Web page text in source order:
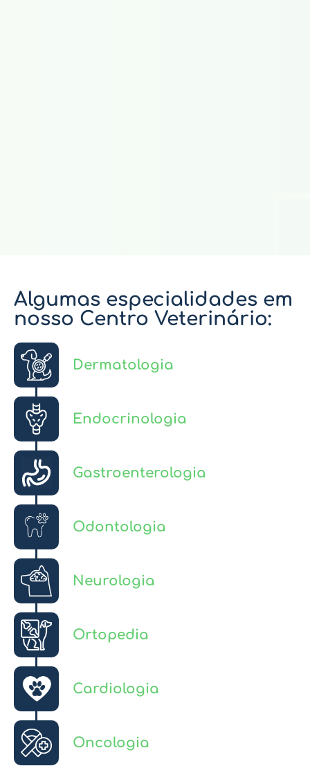
Algumas especialidades em
nosso Centro Veterinário:
Dermatologia
Endocrinologia
Gastroenterologia
Odontologia
Neurologia
Ortopedia
Cardiologia
Oncologia